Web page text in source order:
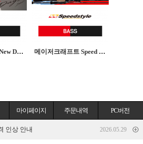
메이저크래프트 New DAYS BASS뉴데이즈 배스로드 메이저크래프트 Speed Style BASS스피드스타일 배스로드
마이페이지 주문내역 PC버전
인상 안내 2026.05.29